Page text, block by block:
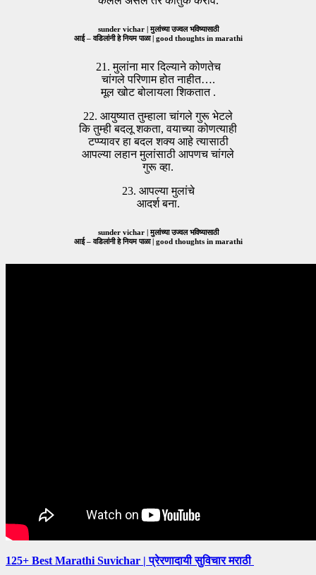
sunder vichar | मुलांच्या उज्वल भविष्यासाठी
आई – वडिलांनी हे नियम पाळा | good thoughts in marathi
21. मुलांना मार दिल्याने कोणतेच
चांगले परिणाम होत नाहीत….
मूल खोट बोलायला शिकतात .
22. आयुष्यात तुम्हाला चांगले गुरू भेटले
कि तुम्ही बदलू शकता, वयाच्या कोणत्याही
टप्प्यावर हा बदल शक्य आहे त्यासाठी
आपल्या लहान मुलांसाठी आपणच चांगले
गुरू व्हा.
23. आपल्या मुलांचे
आदर्श बना.
sunder vichar | मुलांच्या उज्वल भविष्यासाठी
आई – वडिलांनी हे नियम पाळा | good thoughts in marathi
125+ Best Marathi Suvichar | प्रेरणादायी सुविचार मराठी